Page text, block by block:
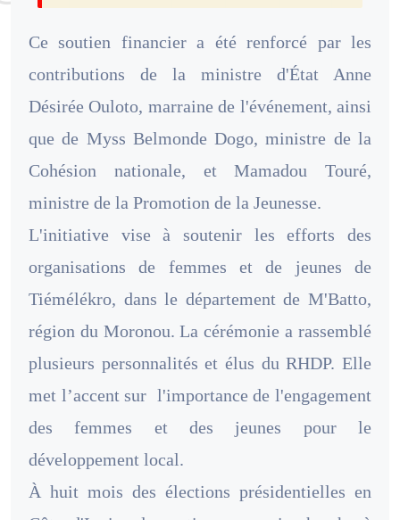
Ce soutien financier a été renforcé par les
contributions de la ministre d'État Anne
Désirée Ouloto, marraine de l'événement, ainsi
que de Myss Belmonde Dogo, ministre de la
Cohésion nationale, et Mamadou Touré,
ministre de la Promotion de la Jeunesse.
L'initiative vise à soutenir les efforts des
organisations de femmes et de jeunes de
Tiémélékro, dans le département de M'Batto,
région du Moronou. La cérémonie a rassemblé
plusieurs personnalités et élus du RHDP. Elle
met l’accent sur l'importance de l'engagement
des femmes et des jeunes pour le
développement local.
À huit mois des élections présidentielles en